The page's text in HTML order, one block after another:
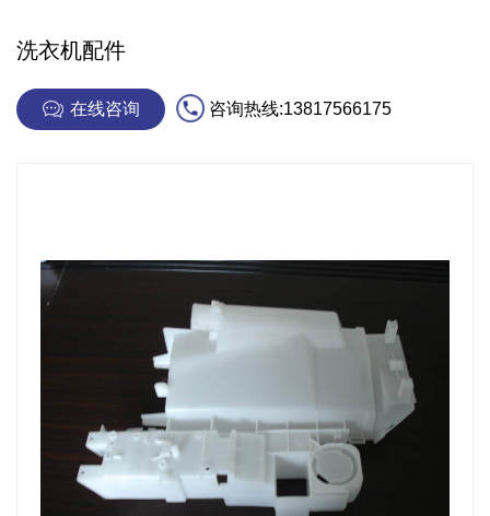
洗衣机配件
在线咨询 咨询热线:13817566175